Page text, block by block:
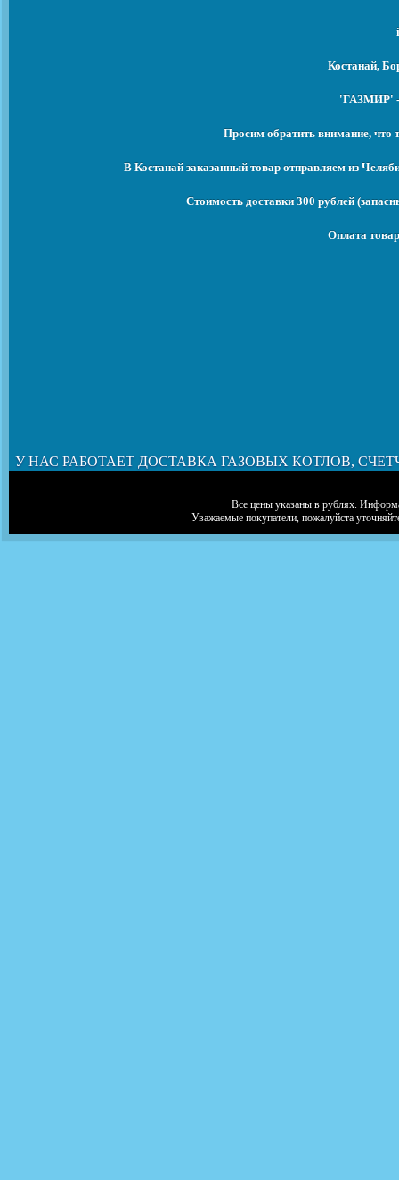
Костанай,
'ГАЗМИР' -
Просим обратить внимание, что
В Костанай заказанный товар отправляем из
Стоимость доставки 300 рублей
Оплата
У НАС РАБОТАЕТ ДОСТАВКА ГАЗОВЫХ КОТЛОВ,
Все цены указаны в рублях.
Уважаемые покупатели, пожалуйста